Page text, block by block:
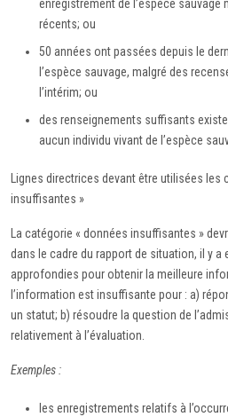
enregistrement de l’espèce sauvage
récents; ou
50 années ont passées depuis le
l’espèce sauvage, malgré des
l’intérim; ou
des renseignements suffisants
aucun individu vivant de l’espèce
Lignes directrices devant être utilisées les
insuffisantes »
La catégorie « données insuffisantes »
dans le cadre du rapport de situation, il y a
approfondies pour obtenir la meilleure
l’information est insuffisante pour : a)
un statut; b) résoudre la question de
relativement à l’évaluation.
Exemples :
les enregistrements relatifs à